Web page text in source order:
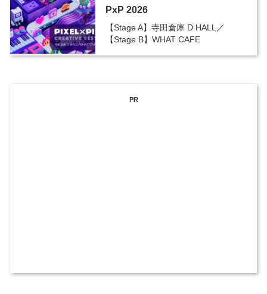
PxP 2026
【Stage A】寺田倉庫 D HALL／
【Stage B】WHAT CAFE
PR